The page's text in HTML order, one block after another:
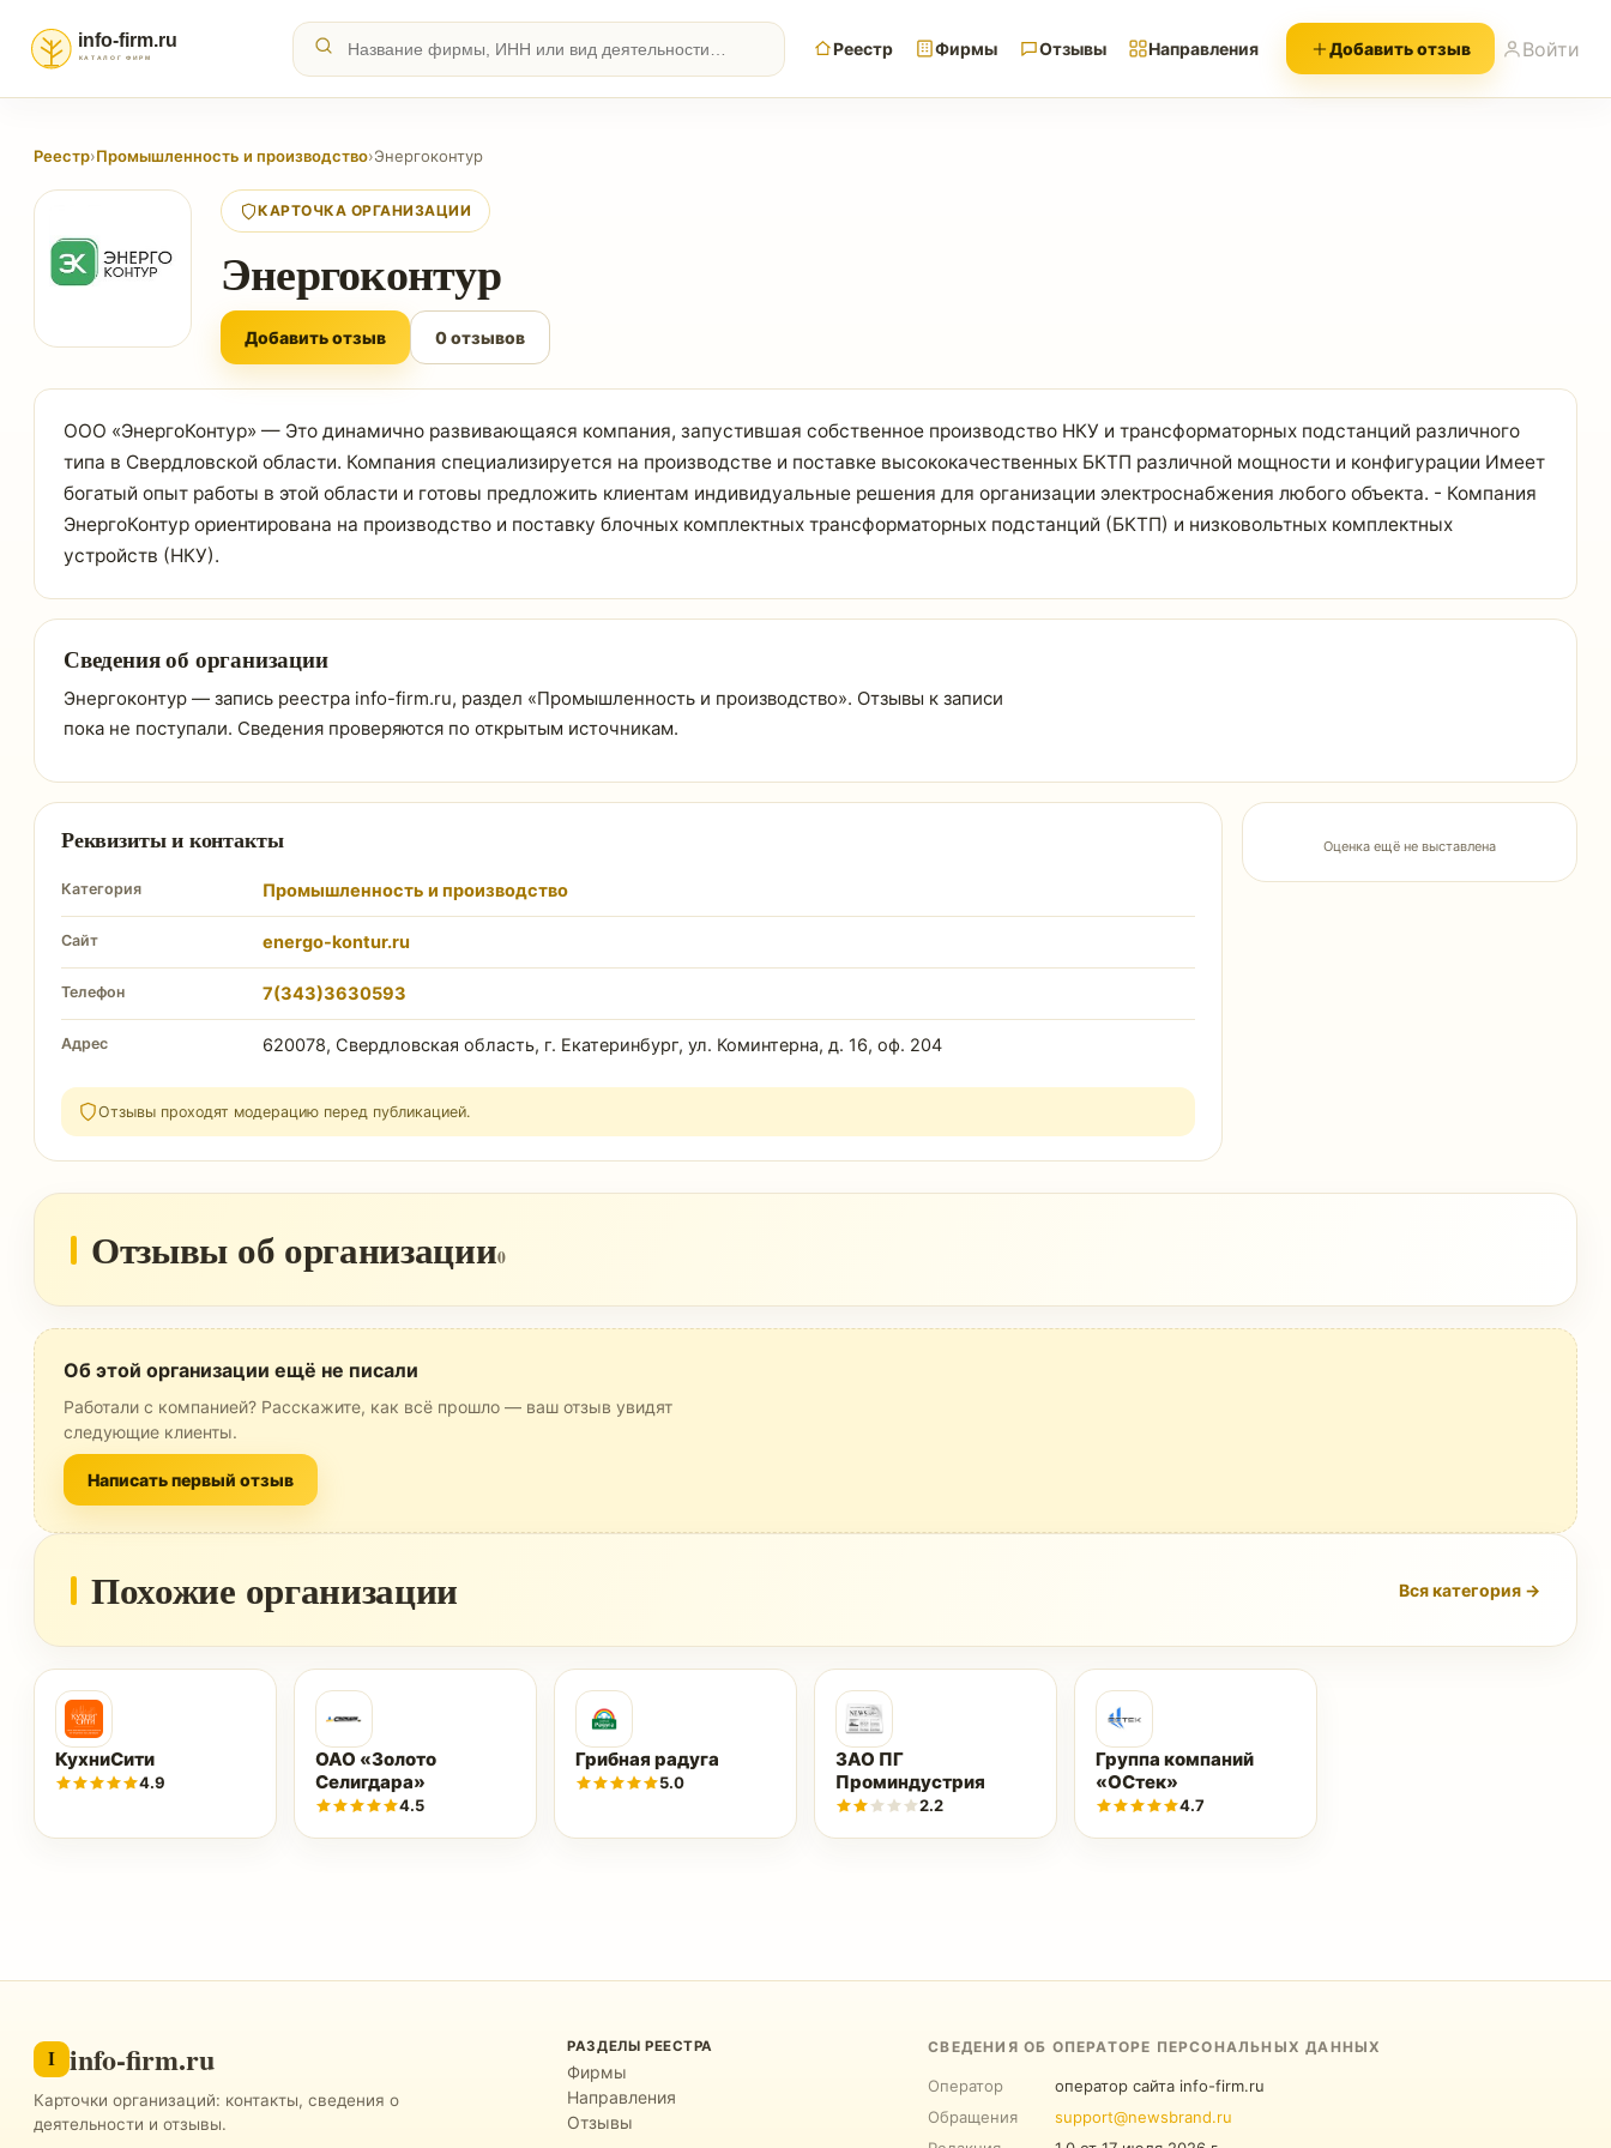
Реестр Фирмы Отзывы Направления Добавить отзыв Войти
Реестр›Промышленность и производство›Энергоконтур
КАРТОЧКА ОРГАНИЗАЦИИ
Энергоконтур
Добавить отзыв 0 отзывов
ООО «ЭнергоКонтур» — Это динамично развивающаяся компания, запустившая собственное производство НКУ и трансформаторных подстанций различного
типа в Свердловской области. Компания специализируется на производстве и поставке высококачественных БКТП различной мощности и конфигурации Имеет
богатый опыт работы в этой области и готовы предложить клиентам индивидуальные решения для организации электроснабжения любого объекта. - Компания
ЭнергоКонтур ориентирована на производство и поставку блочных комплектных трансформаторных подстанций (БКТП) и низковольтных комплектных
устройств (НКУ).
Сведения об организации
Энергоконтур — запись реестра info-firm.ru, раздел «Промышленность и производство». Отзывы к записи
пока не поступали. Сведения проверяются по открытым источникам.
Реквизиты и контакты
Категория Промышленность и производство
Сайт energo-kontur.ru
Телефон 7(343)3630593
Адрес 620078, Свердловская область, г. Екатеринбург, ул. Коминтерна, д. 16, оф. 204
Отзывы проходят модерацию перед публикацией.
Оценка ещё не выставлена
Отзывы об организации0
Об этой организации ещё не писали
Работали с компанией? Расскажите, как всё прошло — ваш отзыв увидят
следующие клиенты.
Написать первый отзыв
Похожие организации Вся категория →
КухниСити
4.9
ОАО «Золото
Селигдара»
4.5
Грибная радуга
5.0
ЗАО ПГ
Проминдустрия
2.2
Группа компаний
«ОСтек»
4.7
I info-firm.ru
Карточки организаций: контакты, сведения о
деятельности и отзывы.
РАЗДЕЛЫ РЕЕСТРА
Фирмы
Направления
Отзывы
СВЕДЕНИЯ ОБ ОПЕРАТОРЕ ПЕРСОНАЛЬНЫХ ДАННЫХ
Оператор
оператор сайта info-firm.ru
Обращения
support@newsbrand.ru